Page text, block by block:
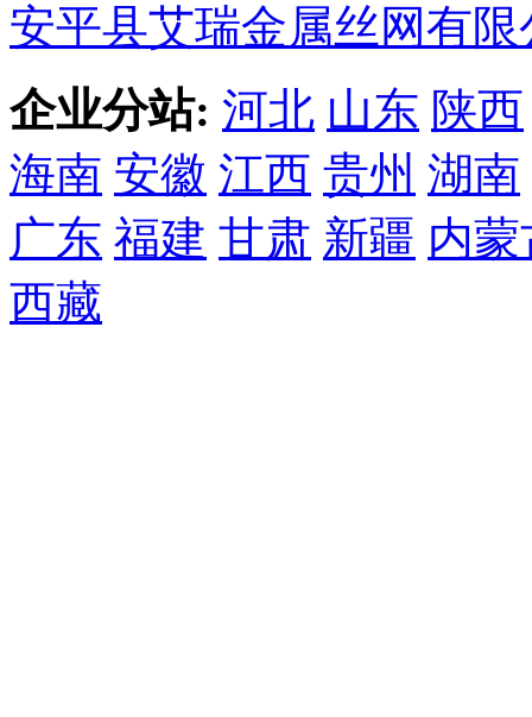
安平县艾瑞金属丝网有限
企业分站: 河北 山东 陕西
海南 安徽 江西 贵州 湖南
广东 福建 甘肃 新疆 内蒙
西藏